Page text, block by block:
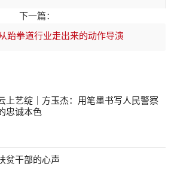
下一篇：
跆拳道行业走出来的动作导演
上艺绽｜方玉杰：用笔墨书写人民警察
忠诚本色
贫干部的心声